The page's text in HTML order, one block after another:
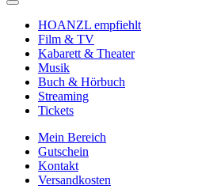
HOANZL empfiehlt
Film & TV
Kabarett & Theater
Musik
Buch & Hörbuch
Streaming
Tickets
Mein Bereich
Gutschein
Kontakt
Versandkosten